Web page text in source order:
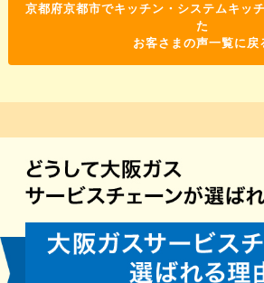
京都府京都市でキッチン・システムキッ
た
お客さまの声一覧に戻